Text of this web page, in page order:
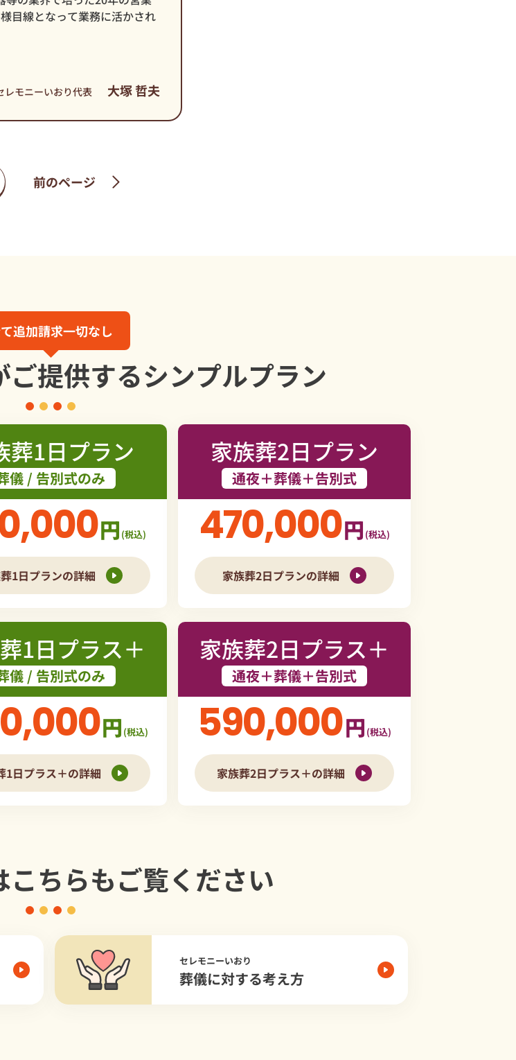
目線となって業務に活かされ
レモニーいおり代表 大塚 哲夫
前のページ
追加請求一切なし
ご提供するシンプルプラン
葬1日プラン
儀 / 告別式のみ
円 (税込)
1日プランの詳細
家族葬2日プラン
通夜＋葬儀＋告別式
470,000円 (税込)
家族葬2日プランの詳細
1日プラス＋
儀 / 告別式のみ
円 (税込)
1日プラス＋の詳細
家族葬2日プラス＋
通夜＋葬儀＋告別式
590,000円 (税込)
家族葬2日プラス＋の詳細
こちらもご覧ください
セレモニーいおり
葬儀に対する考え方